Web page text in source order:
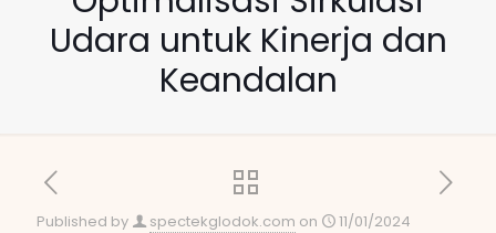
Udara untuk Kinerja dan
Keandalan
Published by spectekglodok.com on 11/01/2024